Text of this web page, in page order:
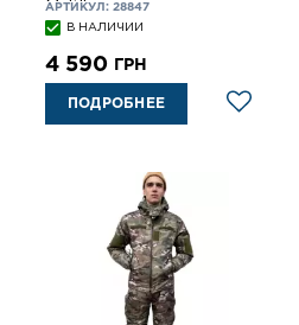
Multilan
АРТИКУЛ: 28847
В НАЛИЧИИ
4 590 ГРН
ПОДРОБНЕЕ